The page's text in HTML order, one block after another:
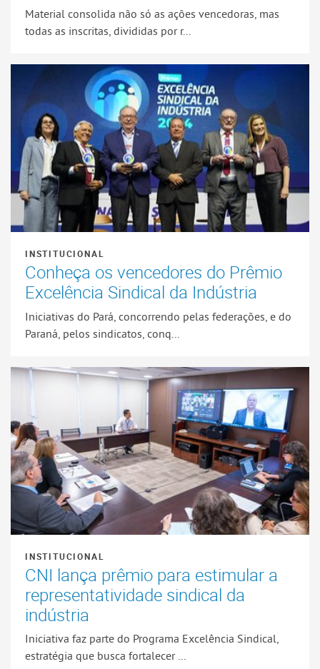
Material consolida não só as ações vencedoras, mas
todas as inscritas, divididas por r...
INSTITUCIONAL
Conheça os vencedores do Prêmio
Excelência Sindical da Indústria
Iniciativas do Pará, concorrendo pelas federações, e do
Paraná, pelos sindicatos, conq...
INSTITUCIONAL
CNI lança prêmio para estimular a
representatividade sindical da
indústria
Iniciativa faz parte do Programa Excelência Sindical,
estratégia que busca fortalecer ...